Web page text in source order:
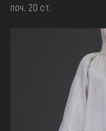
поч. 20 ст.